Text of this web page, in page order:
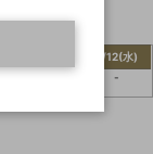
8/12(水)
-